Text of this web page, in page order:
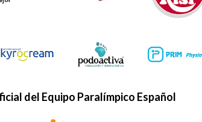
del Equipo Paralímpico Español